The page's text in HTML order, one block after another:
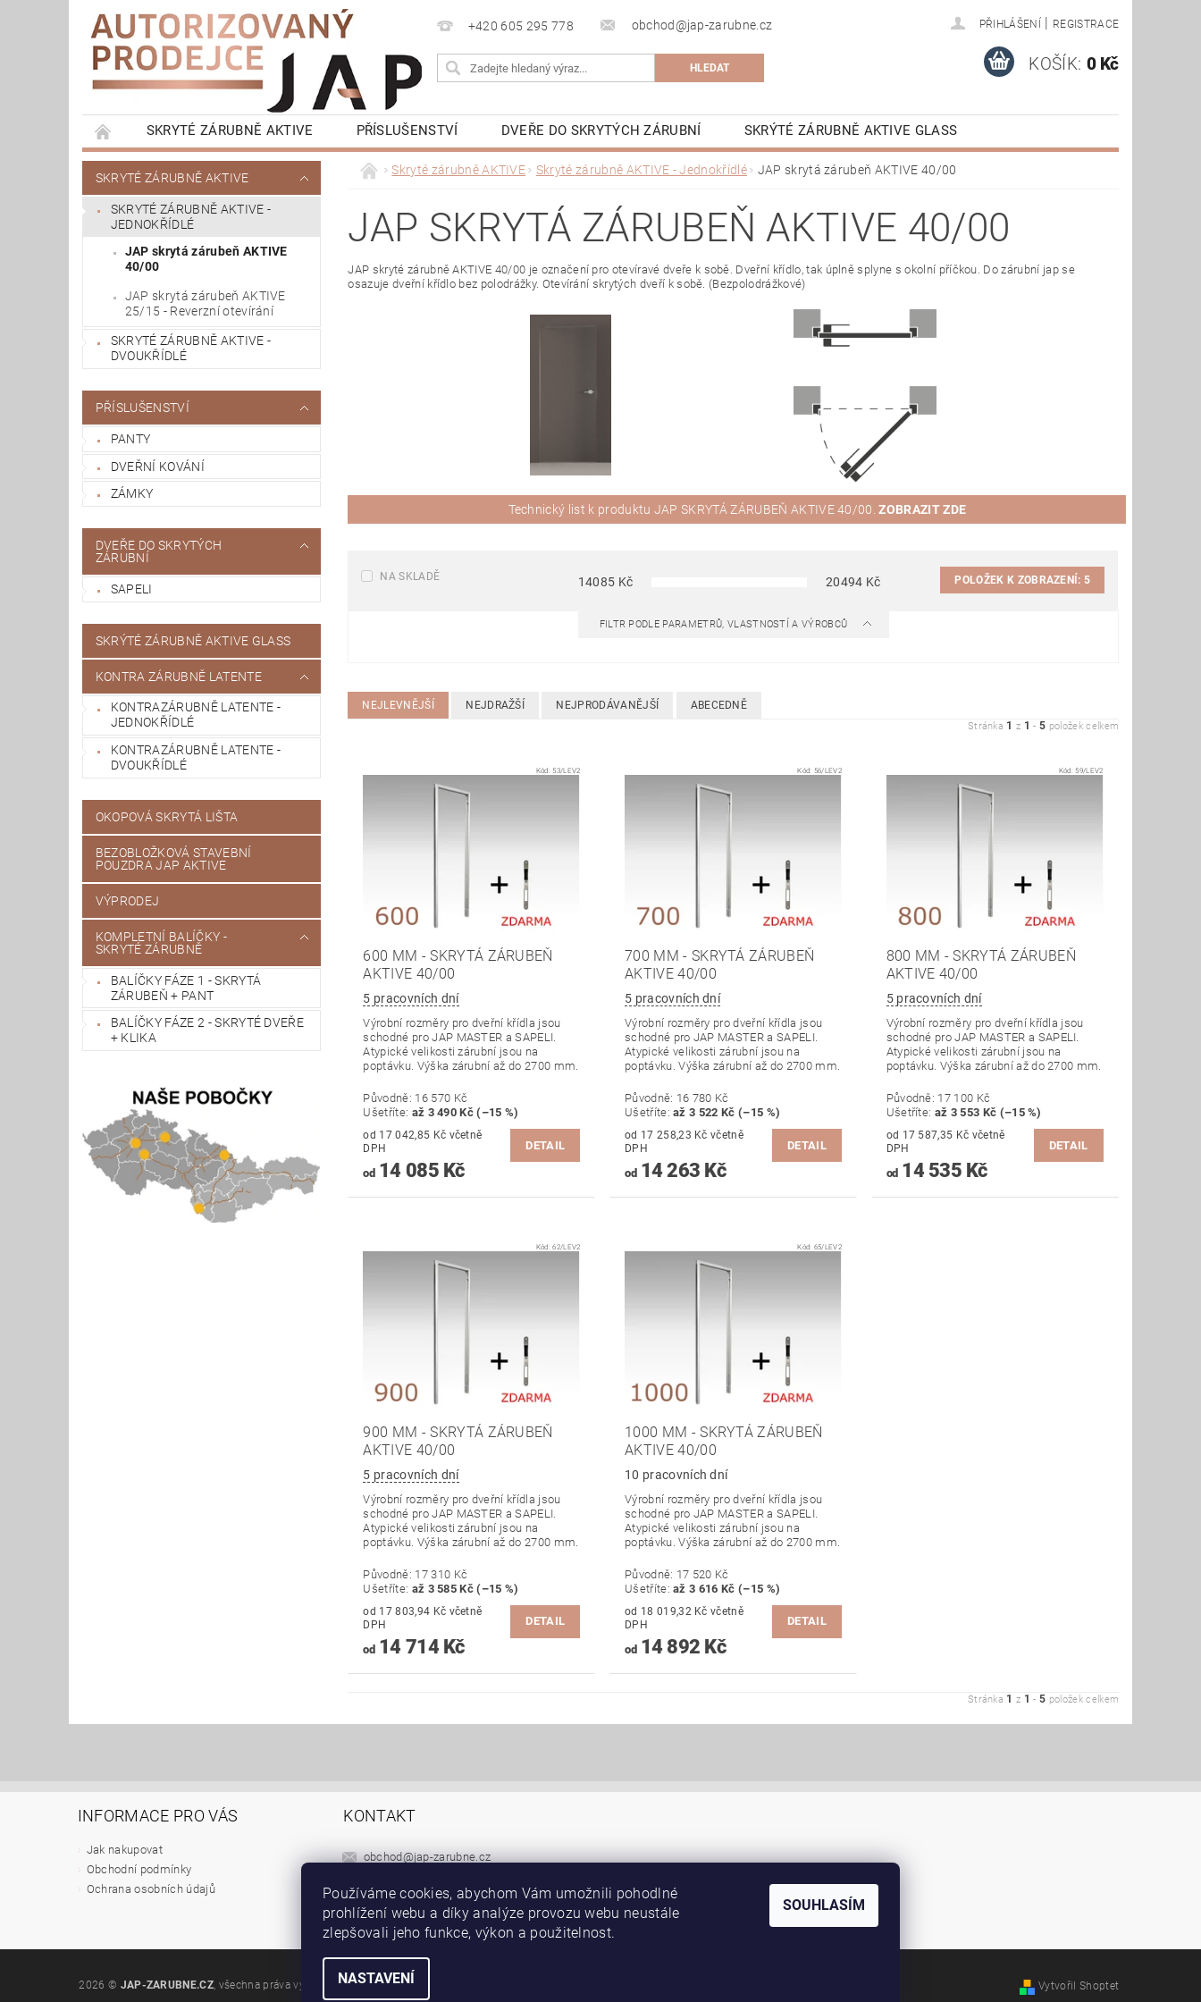
+420 605 295 778 obchod@jap-zarubne.cz PŘIHLÁŠENÍ | REGISTRACE
KOŠÍK: 0 Kč
SKRYTÉ ZÁRUBNĚ AKTIVE PŘÍSLUŠENSTVÍ DVEŘE DO SKRYTÝCH ZÁRUBNÍ
SKRÝTÉ ZÁRUBNĚ AKTIVE GLASS
KONTRA ZÁRUBNĚ LATENTE
OKOPOVÁ SKRYTÁ LIŠTA BEZOBLOŽKOVÁ STAVEBNÍ POUZDRA JAP AKTIVE
VÝPRODEJ
KOMPLETNÍ BALÍČKY - SKRYTÉ ZÁRUBNĚ
SKRYTÉ ZÁRUBNĚ AKTIVE
SKRYTÉ ZÁRUBNĚ AKTIVE -
JEDNOKŘÍDLÉ
JAP skrytá zárubeň AKTIVE
40/00
JAP skrytá zárubeň AKTIVE
25/15 - Reverzní otevírání
SKRYTÉ ZÁRUBNĚ AKTIVE -
DVOUKŘÍDLÉ
PŘÍSLUŠENSTVÍ
PANTY
DVEŘNÍ KOVÁNÍ
ZÁMKY
DVEŘE DO SKRYTÝCH
ZÁRUBNÍ
SAPELI
SKRÝTÉ ZÁRUBNĚ AKTIVE GLASS
KONTRA ZÁRUBNĚ LATENTE
KONTRAZÁRUBNĚ LATENTE -
JEDNOKŘÍDLÉ
KONTRAZÁRUBNĚ LATENTE -
DVOUKŘÍDLÉ
OKOPOVÁ SKRYTÁ LIŠTA
BEZOBLOŽKOVÁ STAVEBNÍ
POUZDRA JAP AKTIVE
VÝPRODEJ
KOMPLETNÍ BALÍČKY -
SKRYTÉ ZÁRUBNĚ
BALÍČKY FÁZE 1 - SKRYTÁ
ZÁRUBEŇ + PANT
BALÍČKY FÁZE 2 - SKRYTÉ DVEŘE
+ KLIKA
Skryté zárubně AKTIVE Skryté zárubně AKTIVE - Jednokřídlé JAP skrytá zárubeň AKTIVE 40/00
JAP SKRYTÁ ZÁRUBEŇ AKTIVE 40/00
JAP skryté zárubně AKTIVE 40/00 je označení pro otevíravé dveře k sobě. Dveřní křídlo, tak úplně splyne s okolní příčkou. Do zárubní jap se
osazuje dveřní křídlo bez polodrážky. Otevírání skrytých dveří k sobě. (Bezpolodrážkové)
Technický list k produktu JAP SKRYTÁ ZÁRUBEŇ AKTIVE 40/00.ZOBRAZIT ZDE
NA SKLADĚ 14085 Kč 20494 Kč POLOŽEK K ZOBRAZENÍ:5
FILTR PODLE PARAMETRŮ, VLASTNOSTÍ A VÝROBCŮ
NEJLEVNĚJŠÍ NEJDRAŽŠÍ NEJPRODÁVANĚJŠÍ ABECEDNĚ
Stránka 1 z 1 -5 položek celkem
Kód:53/LEV2
600 MM - SKRYTÁ ZÁRUBEŇ
AKTIVE 40/00
5 pracovních dní
Výrobní rozměry pro dveřní křídla jsou
schodné pro JAP MASTER a SAPELI.
Atypické velikosti zárubní jsou na
poptávku. Výška zárubní až do 2700 mm.
Původně: 16 570 Kč
Ušetříte: až 3 490 Kč (–15 %)
od 17 042,85 Kč včetně
DPH
od14 085 Kč
DETAIL
Kód: 56/LEV2
700 MM - SKRYTÁ ZÁRUBEŇ
AKTIVE 40/00
5 pracovních dní
Výrobní rozměry pro dveřní křídla jsou
schodné pro JAP MASTER a SAPELI.
Atypické velikosti zárubní jsou na
poptávku. Výška zárubní až do 2700 mm.
Původně: 16 780 Kč
Ušetříte:až 3 522 Kč (–15 %)
od 17 258,23 Kč včetně
DPH
od14 263 Kč
DETAIL
Kód:59/LEV2
800 MM - SKRYTÁ ZÁRUBEŇ
AKTIVE 40/00
5 pracovních dní
Výrobní rozměry pro dveřní křídla jsou
schodné pro JAP MASTER a SAPELI.
Atypické velikosti zárubní jsou na
poptávku. Výška zárubní až do 2700 mm.
Původně: 17 100 Kč
Ušetříte: až 3 553 Kč (–15 %)
od 17 587,35 Kč včetně
DPH
od14 535 Kč
DETAIL
Kód:62/LEV2
900 MM - SKRYTÁ ZÁRUBEŇ
AKTIVE 40/00
5 pracovních dní
Výrobní rozměry pro dveřní křídla jsou
schodné pro JAP MASTER a SAPELI.
Atypické velikosti zárubní jsou na
poptávku. Výška zárubní až do 2700 mm.
Původně: 17 310 Kč
Ušetříte: až 3 585 Kč (–15 %)
od 17 803,94 Kč včetně
DPH
od14 714 Kč
DETAIL
Kód: 65/LEV2
1000 MM - SKRYTÁ ZÁRUBEŇ
AKTIVE 40/00
10 pracovních dní
Výrobní rozměry pro dveřní křídla jsou
schodné pro JAP MASTER a SAPELI.
Atypické velikosti zárubní jsou na
poptávku. Výška zárubní až do 2700 mm.
Původně: 17 520 Kč
Ušetříte:až 3 616 Kč (–15 %)
od 18 019,32 Kč včetně
DPH
od14 892 Kč
DETAIL
Stránka 1 z 1 -5 položek celkem
INFORMACE PRO VÁS
Jak nakupovat
Obchodní podmínky
Ochrana osobních údajů
KONTAKT
obchod@jap-zarubne.cz
Stavební pouzdra JAP posuvné dveře | Skleněné dveře | Dveře Jelínek, schody a zábradlí
2026 © JAP-ZARUBNE.CZ , všechna práva vyhrazena Vytvořil Shoptet
Používáme cookies, abychom Vám umožnili pohodlné
prohlížení webu a díky analýze provozu webu neustále
zlepšovali jeho funkce, výkon a použitelnost.
NASTAVENÍ
SOUHLASÍM